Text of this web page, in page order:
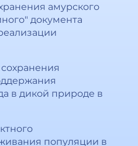
амурского
документа
в дикой природе в
популяции в